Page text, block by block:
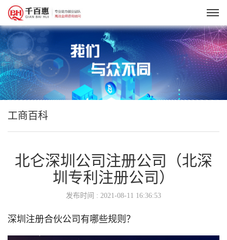
工商百科
北仑深圳公司注册公司（北深
圳专利注册公司）
发布时间 : 2021-08-11 16:36:53
深圳注册合伙公司有哪些规则？